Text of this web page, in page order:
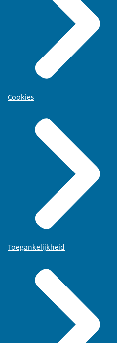
Cookies
Toegankelijkheid